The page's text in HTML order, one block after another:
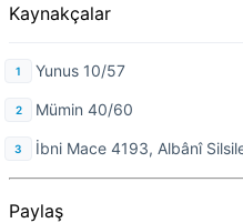
Kaynakçalar
Yunus 10/57
Mümin 40/60
İbni Mace 4193, Albânî
Paylaş